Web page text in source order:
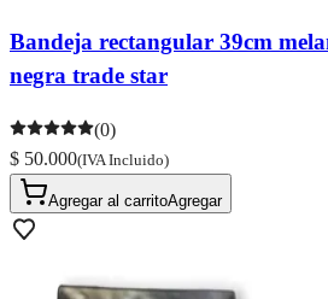
Bandeja rectangular 39cm
negra trade star
(0)
$ 50.000(IVA Incluido)
Agregar al carritoAgregar